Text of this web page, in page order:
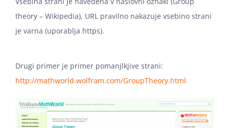
theory – Wikipedia), URL pravilno nakazuje vsebino strani
je varna (uporablja https).
Drugi primer je primer pomanjlkjive strani:
http://mathworld.wolfram.com/GroupTheory.html